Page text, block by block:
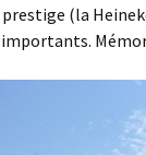
(la